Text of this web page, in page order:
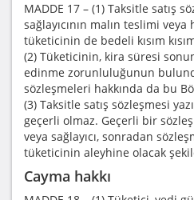
MADDE 17 – (1) Taksitle satış
sağlayıcının malın teslimi
tüketicinin de bedeli kısım
(2) Tüketicinin, kira süresi
edinme zorunluluğunun
sözleşmeleri hakkında da bu
(3) Taksitle satış sözleşmesi
geçerli olmaz. Geçerli bir
veya sağlayıcı, sonradan
tüketicinin aleyhine olacak
Cayma hakkı